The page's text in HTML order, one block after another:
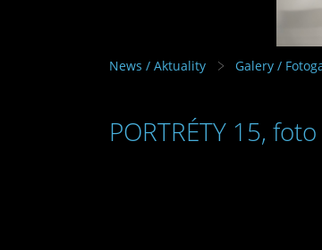
News / Aktuality Galery /
PORTRÉTY 15,